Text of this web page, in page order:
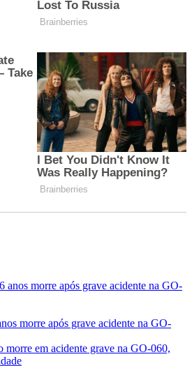
morre após grave acidente na GO-